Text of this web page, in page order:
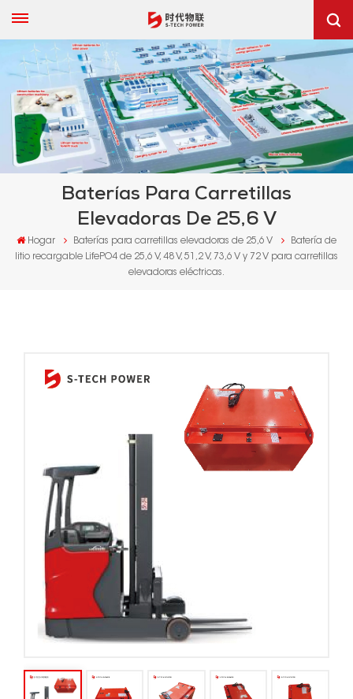
Baterías Para Carretillas
Elevadoras De 25,6 V
Hogar Baterías para carretillas elevadoras de 25,6 V
Batería de
litio recargable LifePO4 de 25,6 V, 48 V, 51,2 V, 73,6 V y 72 V para carretillas
elevadoras eléctricas.